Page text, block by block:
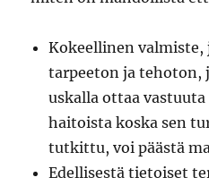
Kokeellinen valmiste,
tarpeeton ja tehoton,
uskalla ottaa
haitoista koska sen
tutkittu, voi päästä
Edellisestä tietoiset